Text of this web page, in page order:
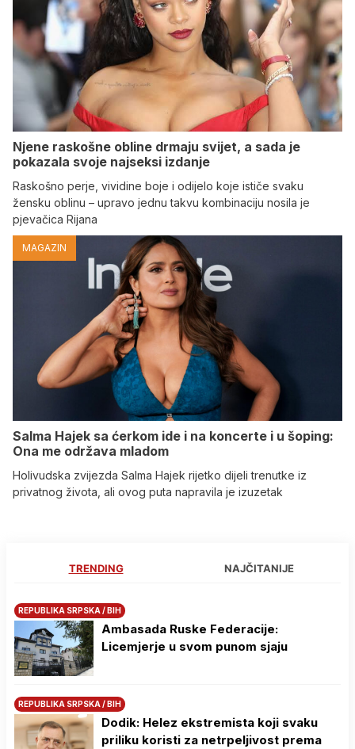
Njene raskošne obline drmaju svijet, a sada je
pokazala svoje najseksi izdanje
Raskošno perje, vividine boje i odijelo koje ističe svaku
žensku oblinu – upravo jednu takvu kombinaciju nosila je
pjevačica Rijana
MAGAZIN
Salma Hajek sa ćerkom ide i na koncerte i u šoping:
Ona me održava mladom
Holivudska zvijezda Salma Hajek rijetko dijeli trenutke iz
privatnog života, ali ovog puta napravila je izuzetak
TRENDING NAJČITANIJE
REPUBLIKA SRPSKA / BIH
Ambasada Ruske Federacije:
Licemjerje u svom punom sjaju
REPUBLIKA SRPSKA / BIH
Dodik: Helez ekstremista koji svaku
priliku koristi za netrpeljivost prema